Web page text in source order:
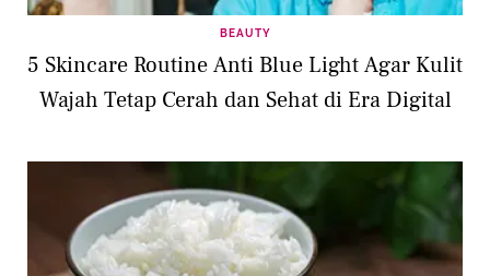
BEAUTY
5 Skincare Routine Anti Blue Light Agar Kulit
Wajah Tetap Cerah dan Sehat di Era Digital